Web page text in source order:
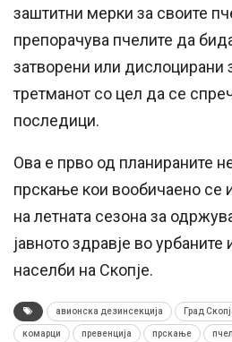
заштитни мерки за своите
препорачува пчелите да
затворени или дислоцирани
третманот со цел да се
последици.
Ова е прво од планираните
прскање кои вообичаено се
на летната сезона за
јавното здравје во урбаните
населби на Скопје.
авионска дезинсекција Град
комарци превенција прскање